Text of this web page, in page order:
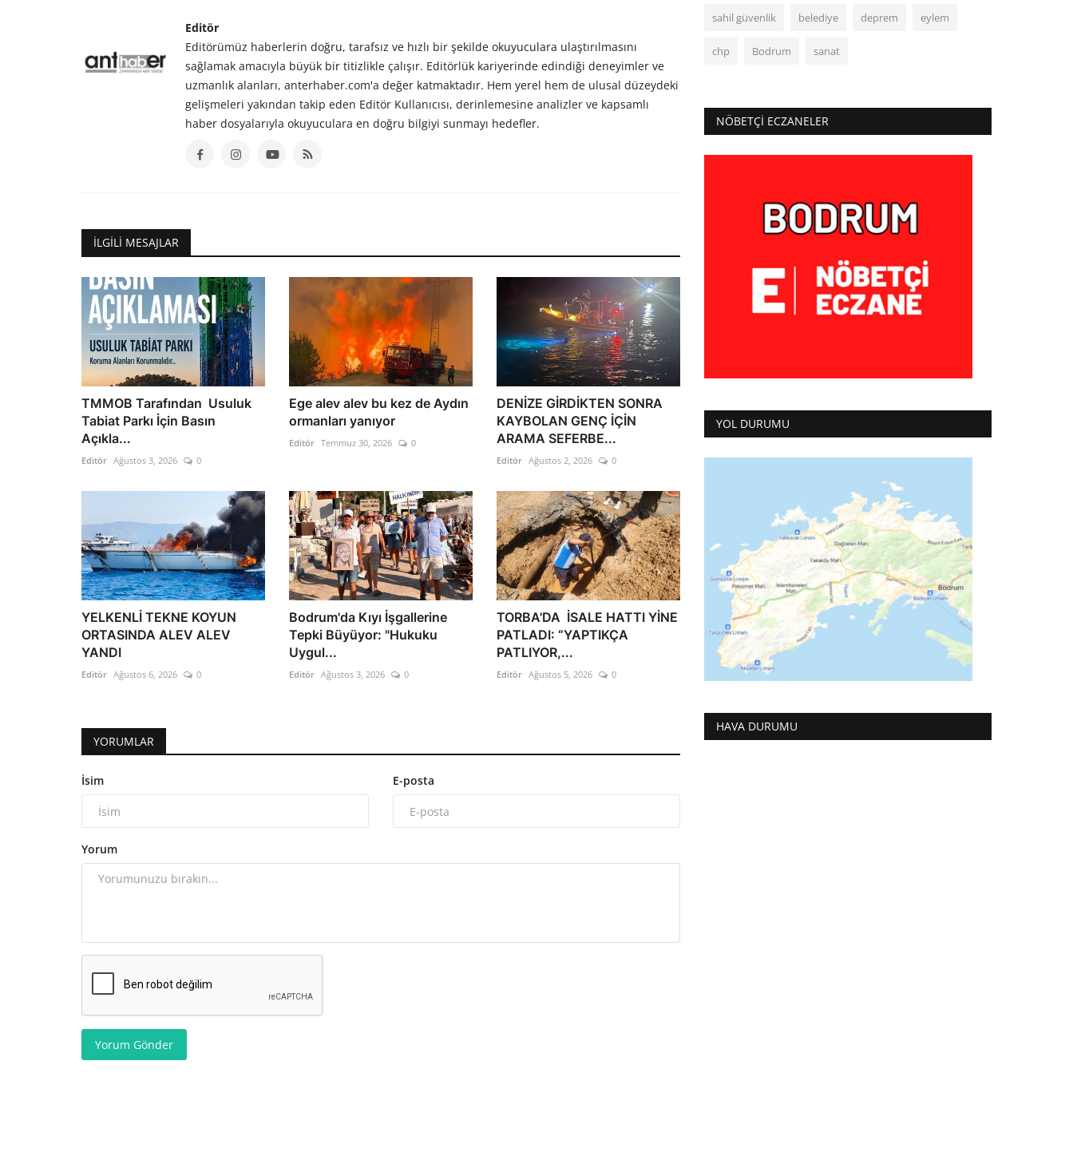
Editör
Editörümüz haberlerin doğru, tarafsız ve hızlı bir şekilde okuyuculara ulaştırılmasını
sağlamak amacıyla büyük bir titizlikle çalışır. Editörlük kariyerinde edindiği deneyimler ve
uzmanlık alanları, anterhaber.com'a değer katmaktadır. Hem yerel hem de ulusal düzeydeki
gelişmeleri yakından takip eden Editör Kullanıcısı, derinlemesine analizler ve kapsamlı
haber dosyalarıyla okuyuculara en doğru bilgiyi sunmayı hedefler.
İLGILI MESAJLAR
TMMOB Tarafından Usuluk
Tabiat Parkı İçin Basın
Açıkla...
Editör Ağustos 3, 2026 0
Ege alev alev bu kez de Aydın
ormanları yanıyor
Editör Temmuz 30, 2026 0
DENİZE GİRDİKTEN SONRA
KAYBOLAN GENÇ İÇİN
ARAMA SEFERBE...
Editör Ağustos 2, 2026 0
YELKENLİ TEKNE KOYUN
ORTASINDA ALEV ALEV
YANDI
Editör Ağustos 6, 2026 0
Bodrum'da Kıyı İşgallerine
Tepki Büyüyor: "Hukuku
Uygul...
Editör Ağustos 3, 2026 0
TORBA'DA İSALE HATTI YİNE
PATLADI: “YAPTIKÇA
PATLIYOR,...
Editör Ağustos 5, 2026 0
YORUMLAR
İsim E-posta
Yorum
Yorum Gönder
sahil güvenlik belediye deprem eylem
chp Bodrum sanat
NÖBETÇI ECZANELER
YOL DURUMU
HAVA DURUMU